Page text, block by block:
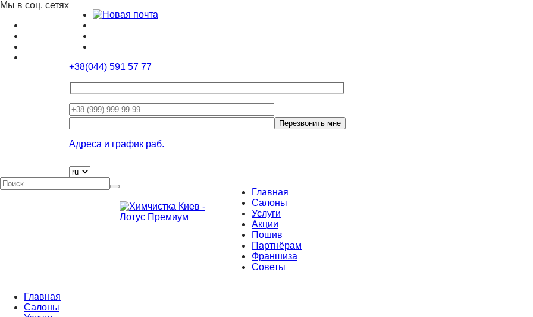
Мы в соц. сетях
+38(044) 591 57 77
это
поле
Адреса и график раб.
Главная
Салоны
Услуги
Акции
Пошив
Партнёрам
Франшиза
Советы
Главная
Салоны